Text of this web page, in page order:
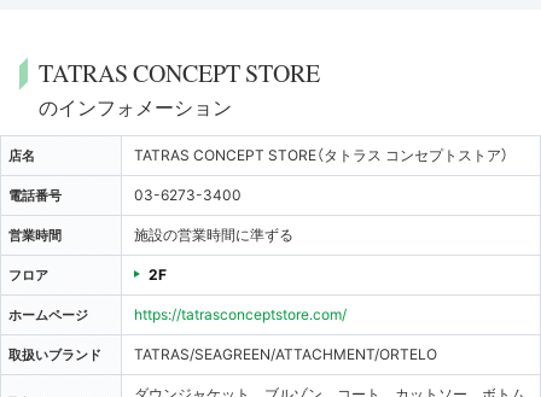
TATRAS CONCEPT STORE
のインフォメーション
店名 TATRAS CONCEPT STORE（タトラス コンセプトストア）
電話番号 03-6273-3400
営業時間 施設の営業時間に準ずる
フロア 2F
ホームページ https://tatrasconceptstore.com/
取扱いブランド TATRAS/SEAGREEN/ATTACHMENT/ORTELO